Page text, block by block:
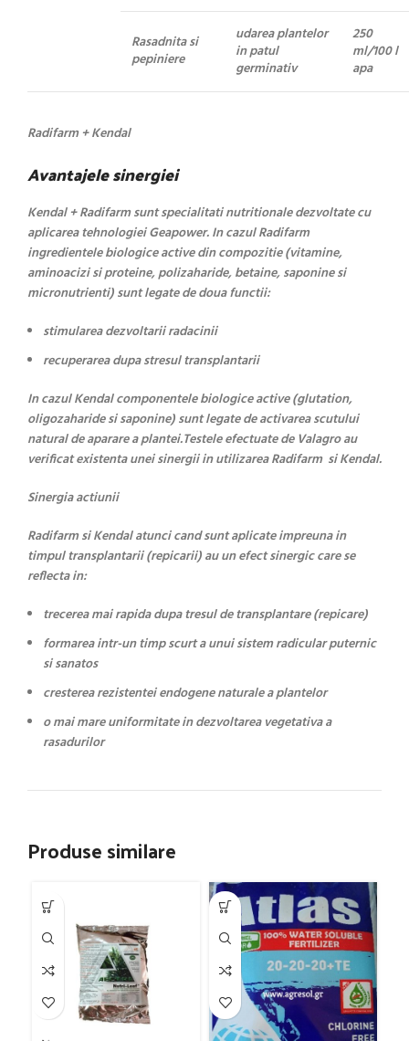
Rasadnita si
pepiniere
udarea plantelor
in patul
germinativ
250
ml/100 l
apa
Radifarm + Kendal
Avantajele sinergiei
Kendal + Radifarm sunt specialitati nutritionale dezvoltate cu
aplicarea tehnologiei Geapower. In cazul Radifarm
ingredientele biologice active din compozitie (vitamine,
aminoacizi si proteine, polizaharide, betaine, saponine si
micronutrienti) sunt legate de doua functii:
stimularea dezvoltarii radacinii
recuperarea dupa stresul transplantarii
In cazul Kendal componentele biologice active (glutation,
oligozaharide si saponine) sunt legate de activarea scutului
natural de aparare a plantei.Testele efectuate de Valagro au
verificat existenta unei sinergii in utilizarea Radifarm si Kendal.
Sinergia actiunii
Radifarm si Kendal atunci cand sunt aplicate impreuna in
timpul transplantarii (repicarii) au un efect sinergic care se
reflecta in:
trecerea mai rapida dupa tresul de transplantare (repicare)
formarea intr-un timp scurt a unui sistem radicular puternic
si sanatos
cresterea rezistentei endogene naturale a plantelor
o mai mare uniformitate in dezvoltarea vegetativa a
rasadurilor
Produse similare